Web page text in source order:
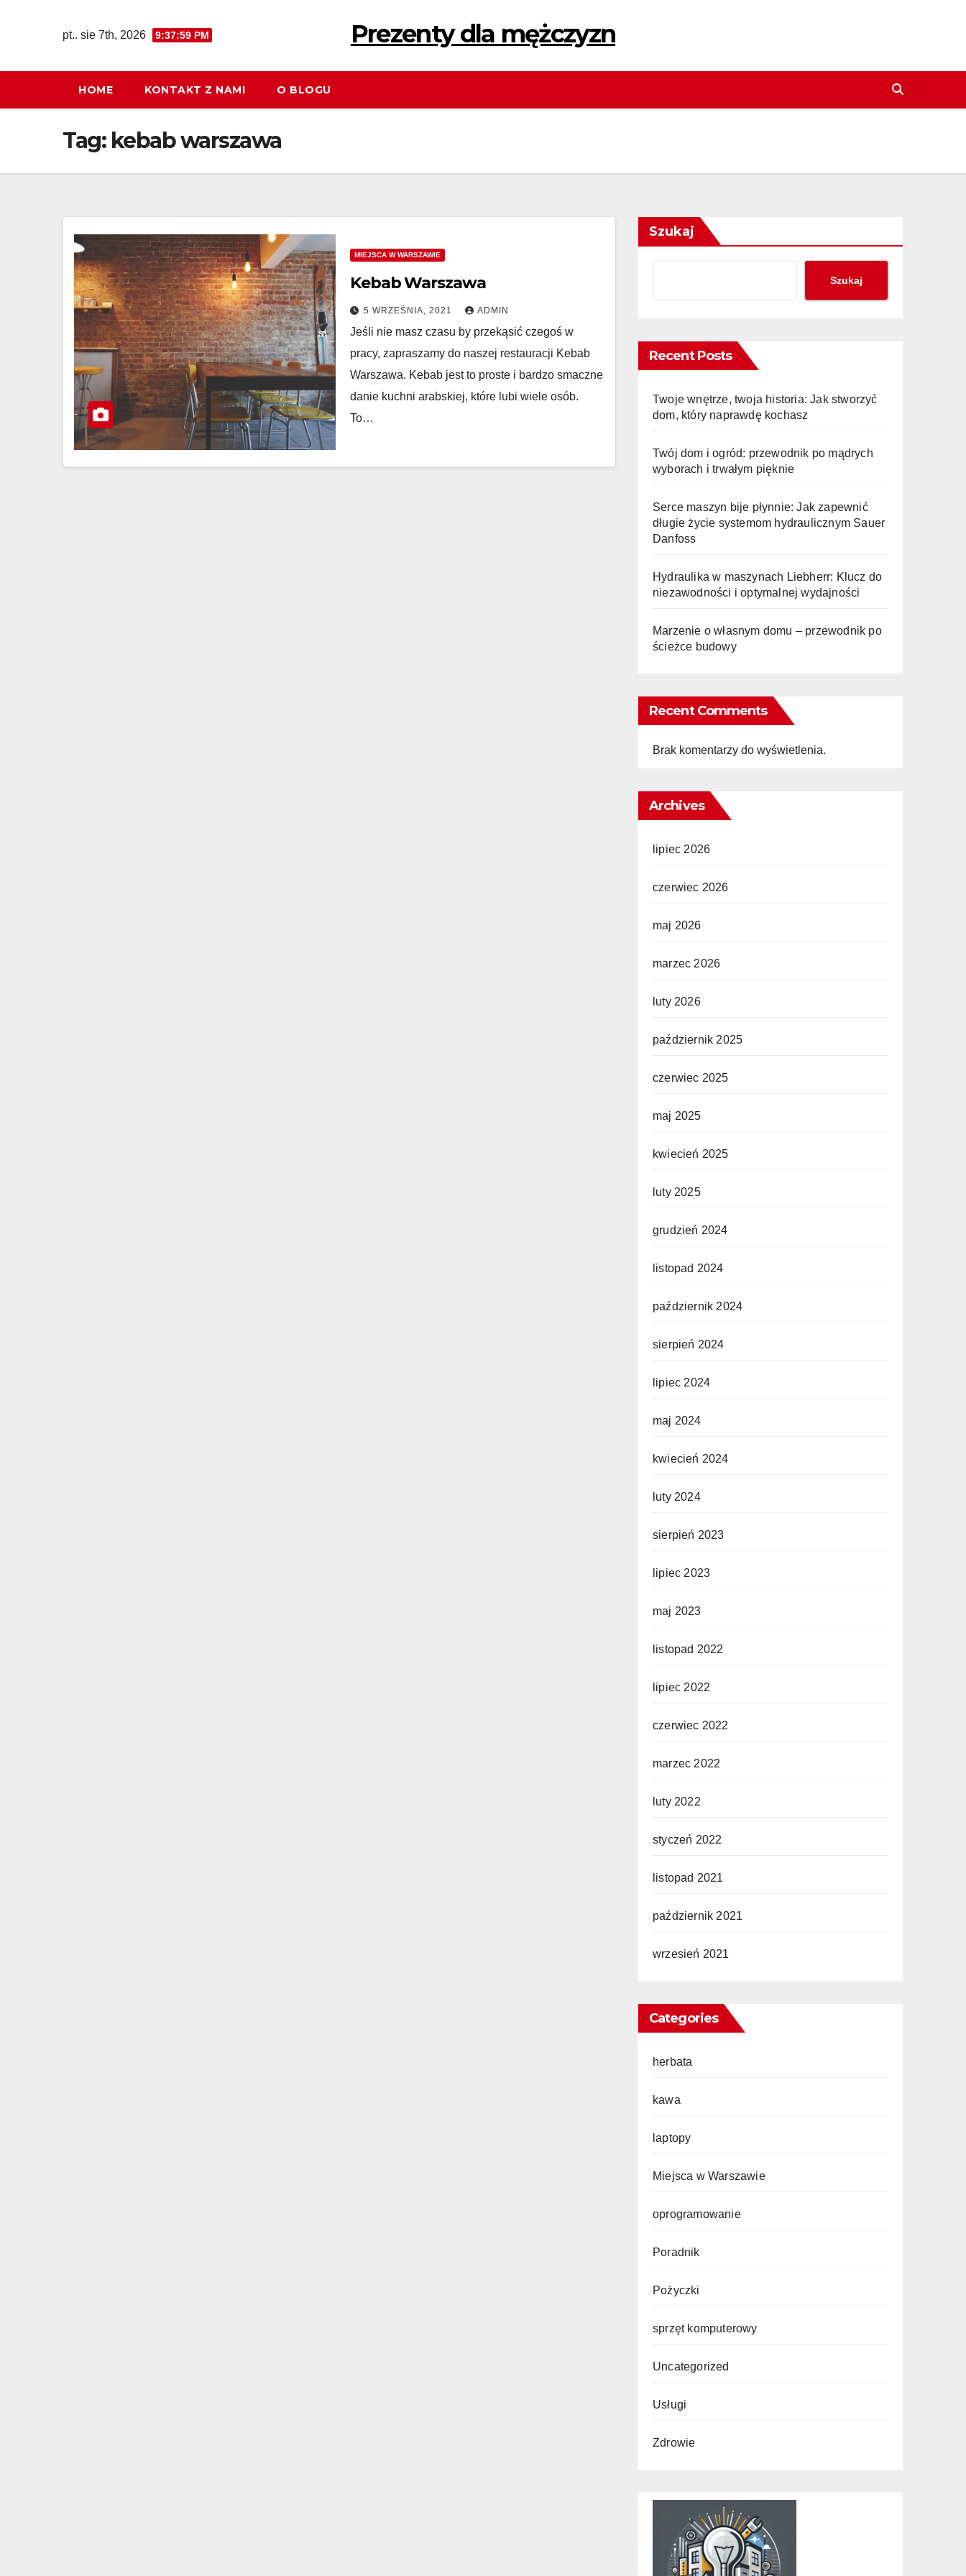
pt.. sie 7th, 2026 9:38:00 PM Prezenty dla mężczyzn
HOME KONTAKT Z NAMI O BLOGU
Tag: kebab warszawa
MIEJSCA W WARSZAWIE
Kebab Warszawa
5 WRZEŚNIA, 2021 ADMIN
Jeśli nie masz czasu by przekąsić czegoś w
pracy, zapraszamy do naszej restauracji Kebab
Warszawa. Kebab jest to proste i bardzo smaczne
danie kuchni arabskiej, które lubi wiele osób.
To…
Szukaj
Szukaj
Recent Posts
Twoje wnętrze, twoja historia: Jak stworzyć
dom, który naprawdę kochasz
Twój dom i ogród: przewodnik po mądrych
wyborach i trwałym pięknie
Serce maszyn bije płynnie: Jak zapewnić
długie życie systemom hydraulicznym Sauer
Danfoss
Hydraulika w maszynach Liebherr: Klucz do
niezawodności i optymalnej wydajności
Marzenie o własnym domu – przewodnik po
ścieżce budowy
Recent Comments
Brak komentarzy do wyświetlenia.
Archives
lipiec 2026
czerwiec 2026
maj 2026
marzec 2026
luty 2026
październik 2025
czerwiec 2025
maj 2025
kwiecień 2025
luty 2025
grudzień 2024
listopad 2024
październik 2024
sierpień 2024
lipiec 2024
maj 2024
kwiecień 2024
luty 2024
sierpień 2023
lipiec 2023
maj 2023
listopad 2022
lipiec 2022
czerwiec 2022
marzec 2022
luty 2022
styczeń 2022
listopad 2021
październik 2021
wrzesień 2021
Categories
herbata
kawa
laptopy
Miejsca w Warszawie
oprogramowanie
Poradnik
Pożyczki
sprzęt komputerowy
Uncategorized
Usługi
Zdrowie